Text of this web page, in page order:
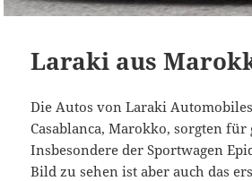
Laraki aus
Die Autos von Laraki
Casablanca, Marokko, sorgten für
Insbesondere der Sportwagen
Bild zu sehen ist aber auch das